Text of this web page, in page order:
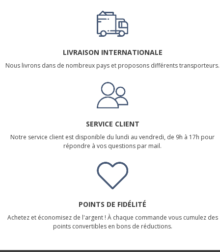
LIVRAISON INTERNATIONALE
Nous livrons dans de nombreux pays et proposons différents transporteurs.
SERVICE CLIENT
Notre service client est disponible du lundi au vendredi, de 9h à 17h pour
répondre à vos questions par mail.
POINTS DE FIDÉLITÉ
Achetez et économisez de l'argent ! À chaque commande vous cumulez des
points convertibles en bons de réductions.